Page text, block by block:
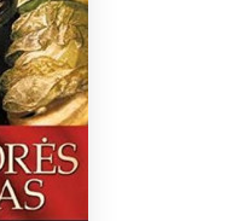
+370 667 80 541
info@elvislab.lt